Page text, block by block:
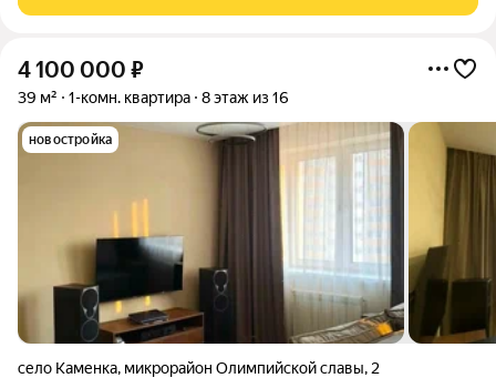
4 100 000 ₽
39 м² 1-комн. квартира 8 этаж из 16
новостройка
село Каменка, микрорайон Олимпийской славы, 2